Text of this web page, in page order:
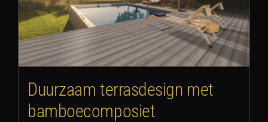
Duurzaam terrasdesign met
bamboecomposiet